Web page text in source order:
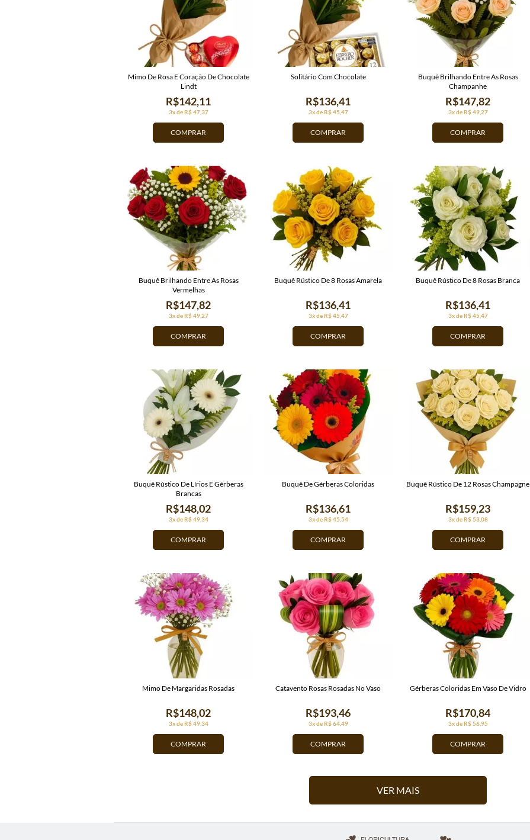
COMPRAR
3x de R$ 47,37
R$142,11
Mimo De Rosa E Coração De Chocolate
Lindt
COMPRAR
3x de R$ 45,47
R$136,41
Solitário Com Chocolate
COMPRAR
3x de R$ 49,27
R$147,82
Buquê Brilhando Entre As Rosas
Champanhe
COMPRAR
3x de R$ 49,27
R$147,82
Buquê Brilhando Entre As Rosas
Vermelhas
COMPRAR
3x de R$ 45,47
R$136,41
Buquê Rústico De 8 Rosas Amarela
COMPRAR
3x de R$ 45,47
R$136,41
Buquê Rústico De 8 Rosas Branca
COMPRAR
3x de R$ 49,34
R$148,02
Buquê Rústico De Lírios E Gérberas
Brancas
COMPRAR
3x de R$ 45,54
R$136,61
Buquê De Gérberas Coloridas
COMPRAR
3x de R$ 53,08
R$159,23
Buquê Rústico De 12 Rosas Champagne
COMPRAR
3x de R$ 49,34
R$148,02
Mimo De Margaridas Rosadas
COMPRAR
3x de R$ 64,49
R$193,46
Catavento Rosas Rosadas No Vaso
COMPRAR
3x de R$ 56,95
R$170,84
Gérberas Coloridas Em Vaso De Vidro
VER MAIS